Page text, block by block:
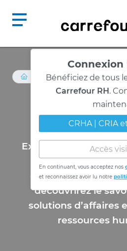
Connexion
Bénéficiez de tous
Carrefour RH.
CRHA | CRIA
Accès
En continuant, vous acceptez nos
et reconnaissez avoir lu notre
RESSOURCES
Vidéo
Expertise, une série
présentée par des
contenu du
découvrirez le
solutions d’affaires
ressources